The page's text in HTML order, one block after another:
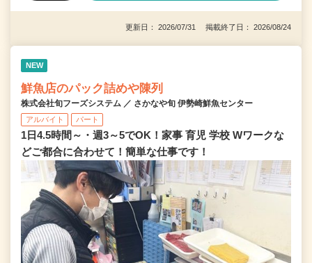
更新日： 2026/07/31 掲載終了日： 2026/08/24
NEW
鮮魚店のパック詰めや陳列
株式会社旬フーズシステム ／ さかなや旬 伊勢崎鮮魚センター
アルバイト パート
1日4.5時間～・週3～5でOK！家事 育児 学校 Wワークな
どご都合に合わせて！簡単な仕事です！